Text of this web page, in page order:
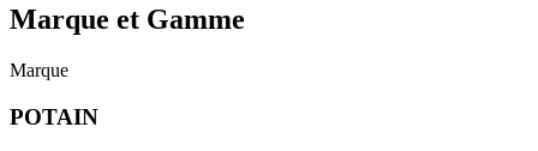
Marque et Gamme
Marque
POTAIN